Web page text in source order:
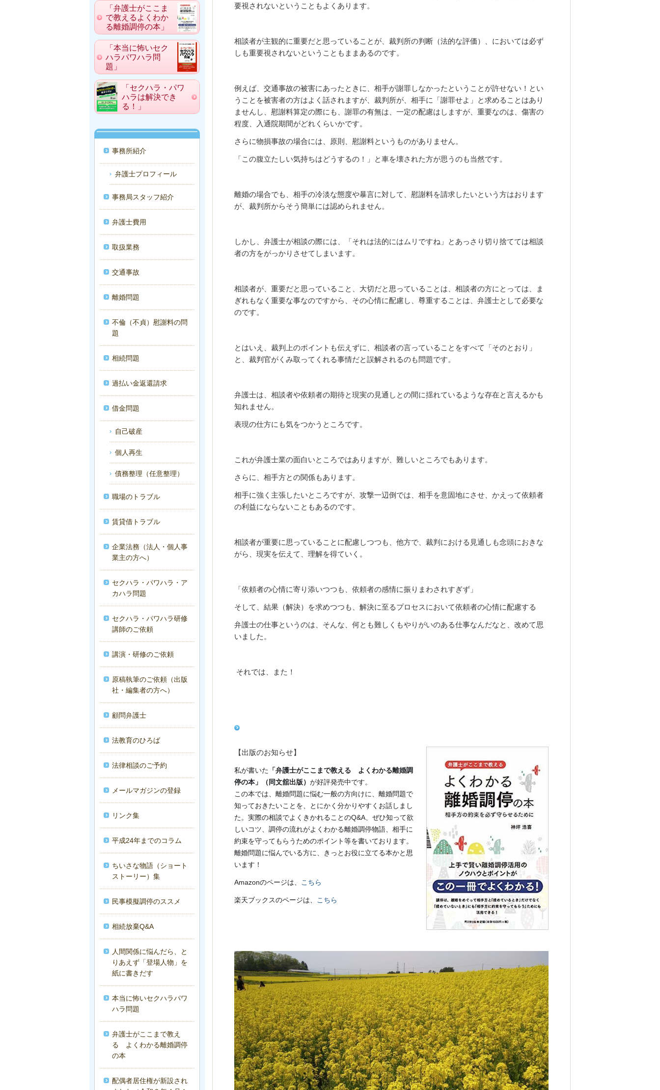
要視されないということもよくあります。
相談者が主観的に重要だと思っていることが、裁判所の判断（法的な評価）、においては必ず
しも重要視されないということもままあるのです。
例えば、交通事故の被害にあったときに、相手が謝罪しなかったということが許せない！とい
うことを被害者の方はよく話されますが、裁判所が、相手に「謝罪せよ」と求めることはあり
ませんし、慰謝料算定の際にも、謝罪の有無は、一定の配慮はしますが、重要なのは、傷害の
程度、入通院期間がどれくらいかです。
さらに物損事故の場合には、原則、慰謝料というものがありません。
「この腹立たしい気持ちはどうするの！」と車を壊された方が思うのも当然です。
離婚の場合でも、相手の冷淡な態度や暴言に対して、慰謝料を請求したいという方はおります
が、裁判所からそう簡単には認められません。
しかし、弁護士が相談の際には、「それは法的にはムリですね」とあっさり切り捨てては相談
者の方をがっかりさせてしまいます。
相談者が、重要だと思っていること、大切だと思っていることは、相談者の方にとっては、ま
ぎれもなく重要な事なのですから、その心情に配慮し、尊重することは、弁護士として必要な
のです。
とはいえ、裁判上のポイントも伝えずに、相談者の言っていることをすべて「そのとおり」
と、裁判官がくみ取ってくれる事情だと誤解されるのも問題です。
弁護士は、相談者や依頼者の期待と現実の見通しとの間に揺れているような存在と言えるかも
知れません。
表現の仕方にも気をつかうところです。
これが弁護士業の面白いところではありますが、難しいところでもあります。
さらに、相手方との関係もあります。
相手に強く主張したいところですが、攻撃一辺倒では、相手を意固地にさせ、かえって依頼者
の利益にならないこともあるのです。
相談者が重要に思っていることに配慮しつつも、他方で、裁判における見通しも念頭におきな
がら、現実を伝えて、理解を得ていく。
「依頼者の心情に寄り添いつつも、依頼者の感情に振りまわされすぎず」
そして、結果（解決）を求めつつも、解決に至るプロセスにおいて依頼者の心情に配慮する
弁護士の仕事というのは、そんな、何とも難しくもやりがいのある仕事なんだなと、改めて思
いました。
それでは、また！
【出版のお知らせ】
私が書いた 「弁護士がここまで教える よくわかる離婚調
停の本」（同文舘出版） が好評発売中です。
この本では、離婚問題に悩む一般の方向けに、離婚問題で
知っておきたいことを、とにかく分かりやすくお話しまし
た。実際の相談でよくきかれることのQ&A、ぜひ知って欲
しいコツ、調停の流れがよくわかる離婚調停物語、相手に
約束を守ってもらうためのポイント等を書いております。
離婚問題に悩んでいる方に、きっとお役に立てる本かと思
います！
Amazonのページは、 こちら
楽天ブックスのページは、 こちら
「弁護士がここま
で教えるよくわか
る離婚調停の本」
「本当に怖いセク
ハラパワハラ問
題」
「セクハラ・パワ
ハラは解決でき
る！」
事務所紹介
弁護士プロフィール
事務局スタッフ紹介
弁護士費用
取扱業務
交通事故
離婚問題
不倫（不貞）慰謝料の問
題
相続問題
過払い金返還請求
借金問題
自己破産
個人再生
債務整理（任意整理）
職場のトラブル
賃貸借トラブル
企業法務（法人・個人事
業主の方へ）
セクハラ・パワハラ・ア
カハラ問題
セクハラ・パワハラ研修
講師のご依頼
講演・研修のご依頼
原稿執筆のご依頼（出版
社・編集者の方へ）
顧問弁護士
法教育のひろば
法律相談のご予約
メールマガジンの登録
リンク集
平成24年までのコラム
ちいさな物語（ショート
ストーリー）集
民事模擬調停のススメ
相続放棄Q&A
人間関係に悩んだら、と
りあえず「登場人物」を
紙に書きだす
本当に怖いセクハラパワ
ハラ問題
弁護士がここまで教え
る よくわかる離婚調停
の本
配偶者居住権が新設され